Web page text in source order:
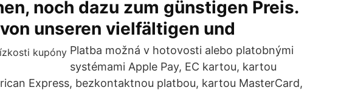
noch dazu zum günstigen Preis.
unseren vielfältigen und
Platba možná v hotovosti alebo platobnými
systémami Apple Pay, EC kartou, kartou
Express, bezkontaktnou platbou, kartou MasterCard,